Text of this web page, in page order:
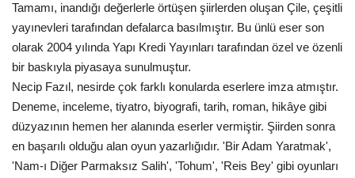
Tamamı, inandığı değerlerle örtüşen şiirlerden oluşan Çile, çeşitli
yayınevleri tarafından defalarca basılmıştır. Bu ünlü eser son
olarak 2004 yılında Yapı Kredi Yayınları tarafından özel ve özenli
bir baskıyla piyasaya sunulmuştur.
Necip Fazıl, nesirde çok farklı konularda eserlere imza atmıştır.
Deneme, inceleme, tiyatro, biyografi, tarih, roman, hikâye gibi
düzyazının hemen her alanında eserler vermiştir. Şiirden sonra
en başarılı olduğu alan oyun yazarlığıdır. 'Bir Adam Yaratmak',
'Nam-ı Diğer Parmaksız Salih', 'Tohum', 'Reis Bey' gibi oyunları